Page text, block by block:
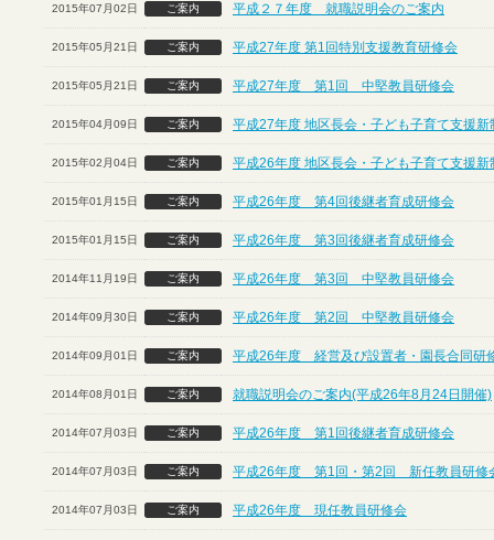
2015年07月02日 ご案内 平成２７年度 就職説明会のご案内
2015年05月21日 ご案内 平成27年度 第1回特別支援教育研修会
2015年05月21日 ご案内 平成27年度 第1回 中堅教員研修会
2015年04月09日 ご案内 平成27年度 地区長会・子ども子育て支援
2015年02月04日 ご案内 平成26年度 地区長会・子ども子育て支援
2015年01月15日 ご案内 平成26年度 第4回後継者育成研修会
2015年01月15日 ご案内 平成26年度 第3回後継者育成研修会
2014年11月19日 ご案内 平成26年度 第3回 中堅教員研修会
2014年09月30日 ご案内 平成26年度 第2回 中堅教員研修会
2014年09月01日 ご案内 平成26年度 経営及び設置者・園長合同研
2014年08月01日 ご案内 就職説明会のご案内(平成26年8月24日開催)
2014年07月03日 ご案内 平成26年度 第1回後継者育成研修会
2014年07月03日 ご案内 平成26年度 第1回・第2回 新任教員研修
2014年07月03日 ご案内 平成26年度 現任教員研修会